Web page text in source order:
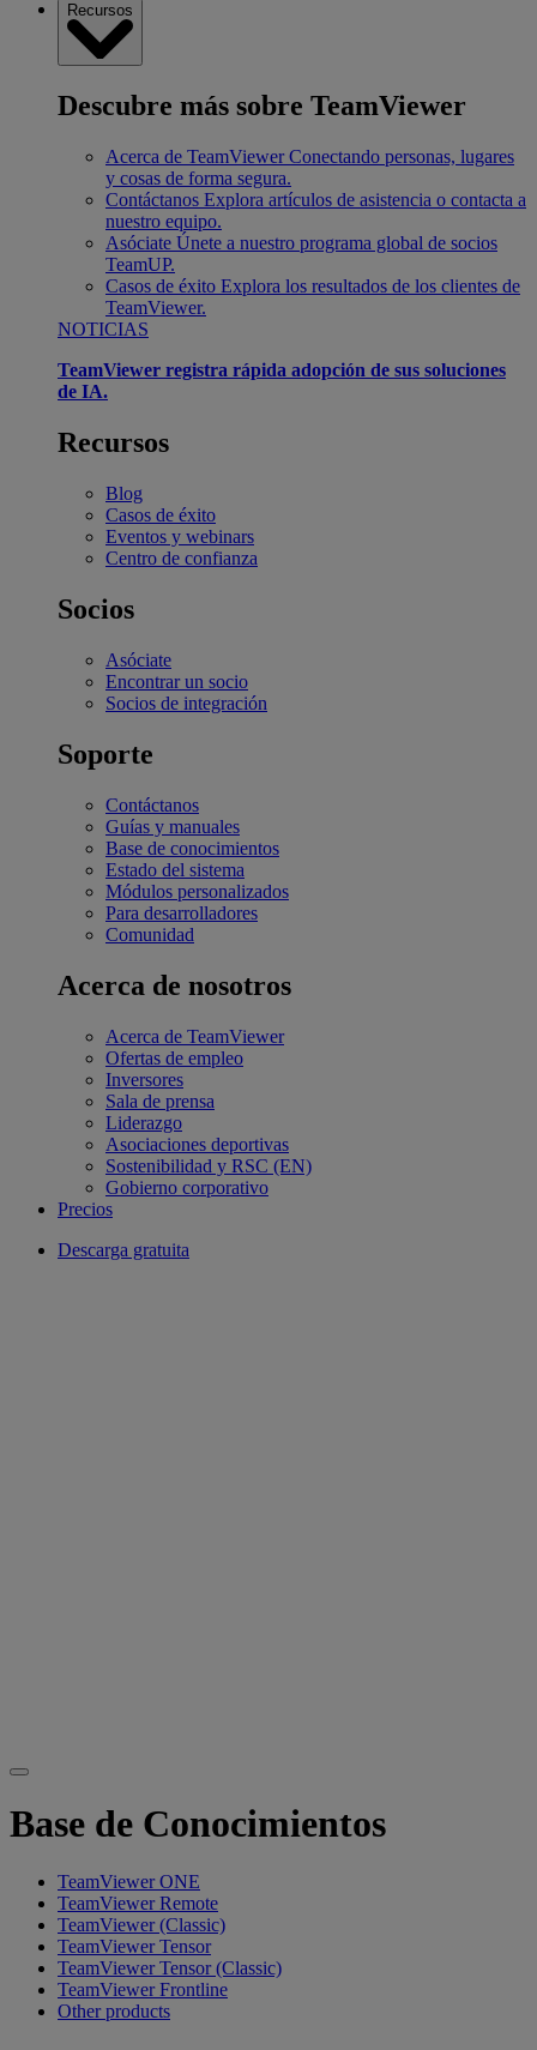
Recursos
Descubre más sobre TeamViewer
Acerca de TeamViewer Conectando personas, lugares
y cosas de forma segura.
Contáctanos Explora artículos de asistencia o contacta a
nuestro equipo.
Asóciate Únete a nuestro programa global de socios
TeamUP.
Casos de éxito Explora los resultados de los clientes de
TeamViewer.
NOTICIAS
TeamViewer registra rápida adopción de sus soluciones
de IA.
Recursos
Blog
Casos de éxito
Eventos y webinars
Centro de confianza
Socios
Asóciate
Encontrar un socio
Socios de integración
Soporte
Contáctanos
Guías y manuales
Base de conocimientos
Estado del sistema
Módulos personalizados
Para desarrolladores
Comunidad
Acerca de nosotros
Acerca de TeamViewer
Ofertas de empleo
Inversores
Sala de prensa
Liderazgo
Asociaciones deportivas
Sostenibilidad y RSC (EN)
Gobierno corporativo
Precios
Descarga gratuita
Base de Conocimientos
TeamViewer ONE
TeamViewer Remote
TeamViewer (Classic)
TeamViewer Tensor
TeamViewer Tensor (Classic)
TeamViewer Frontline
Other products